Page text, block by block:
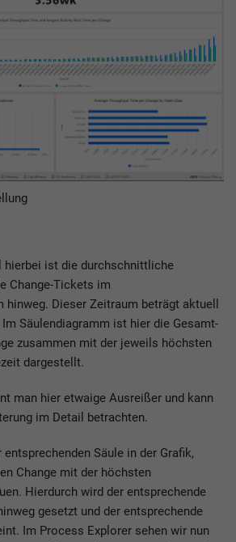
hierbei ist die durchschnittliche
Change-Tickets im
hinweg. Dieser Zeitraum beträgt aktuell
Säulendiagramm ist hier die Gesamt-
zusammen mit der jeweils höchsten
dargestellt.
man hier etwaige Ausreißer und kann
im Detail betrachten.
Säule in der Grafik,
Change mit der höchsten
Hierdurch wird der entsprechende
gesetzt und der entsprechende
Im Process Explorer sehen wir nun